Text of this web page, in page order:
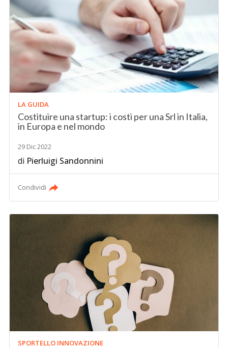
LA GUIDA
Costituire una startup: i costi per una Srl in Italia,
in Europa e nel mondo
29 Dic 2022
di Pierluigi Sandonnini
Condividi
SPORTELLO INNOVAZIONE